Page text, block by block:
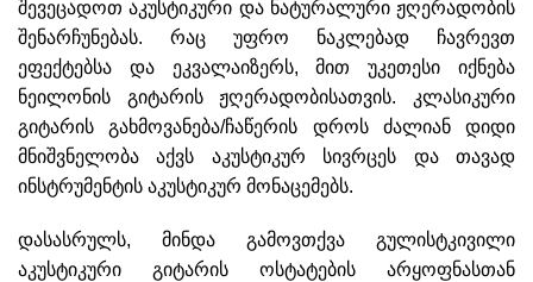
შევეცადოთ აკუსტიკური და ნატურალური ჟღერადობის
შენარჩუნებას. რაც უფრო ნაკლებად ჩავრევთ
ეფექტებსა და ეკვალაიზერს, მით უკეთესი იქნება
ნეილონის გიტარის ჟღერადობისათვის. კლასიკური
გიტარის გახმოვანება/ჩაწერის დროს ძალიან დიდი
მნიშვნელობა აქვს აკუსტიკურ სივრცეს და თავად
ინსტრუმენტის აკუსტიკურ მონაცემებს.
დასასრულს, მინდა გამოვთქვა გულისტკივილი
აკუსტიკური გიტარის ოსტატების არყოფნასთან